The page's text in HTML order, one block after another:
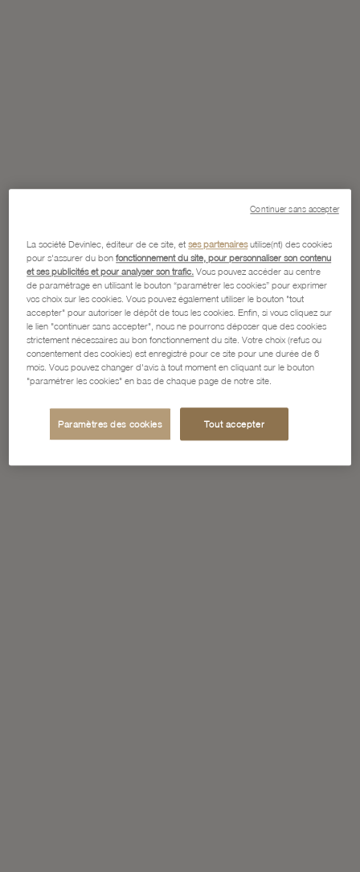
La société Devinlec, éditeur de ce site, etses partenairesutilise(nt) des cookies
pour s'assurer du bonfonctionnement du site, pour personnaliser son contenu
et ses publicités et pour analyser son trafic. Vous pouvez accéder au centre
de paramétrage en utilisant le bouton “paramétrer les cookies” pour exprimer
vos choix sur les cookies. Vous pouvez également utiliser le bouton "tout
accepter" pour autoriser le dépôt de tous les cookies. Enfin, si vous cliquez sur
le lien "continuer sans accepter", nous ne pourrons déposer que des cookies
strictement nécessaires au bon fonctionnement du site. Votre choix (refus ou
consentement des cookies) est enregistré pour ce site pour une durée de 6
mois. Vous pouvez changer d'avis à tout moment en cliquant sur le bouton
"paramétrer les cookies" en bas de chaque page de notre site.
Paramètres des cookies Tout accepter
Continuer sans accepter